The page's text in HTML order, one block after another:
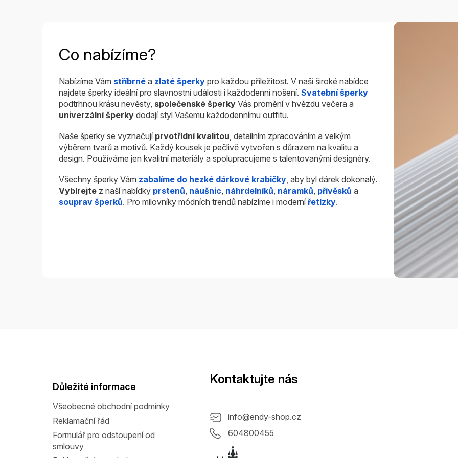
Co nabízíme?
Nabízíme Vám stříbrné a zlaté šperky pro každou příležitost. V naší široké nabídce
najdete šperky ideální pro slavnostní události i každodenní nošení. Svatební šperky
podtrhnou krásu nevěsty, společenské šperky Vás promění v hvězdu večera a
univerzální šperky dodají styl Vašemu každodennímu outfitu.
Naše šperky se vyznačují prvotřídní kvalitou, detailním zpracováním a velkým
výběrem tvarů a motivů. Každý kousek je pečlivě vytvořen s důrazem na kvalitu a
design. Používáme jen kvalitní materiály a spolupracujeme s talentovanými designéry.
Všechny šperky Vám zabalíme do hezké dárkové krabičky, aby byl dárek dokonalý.
Vybírejte z naší nabídky prstenů, náušnic, náhrdelníků, náramků, přívěsků a
souprav šperků. Pro milovníky módních trendů nabízíme i modernířetízky.
Důležité informace
Všeobecné obchodní podmínky
Reklamační řád
Formulář pro odstoupení od
smlouvy
Kontaktujte nás
info@endy-shop.cz
604800455